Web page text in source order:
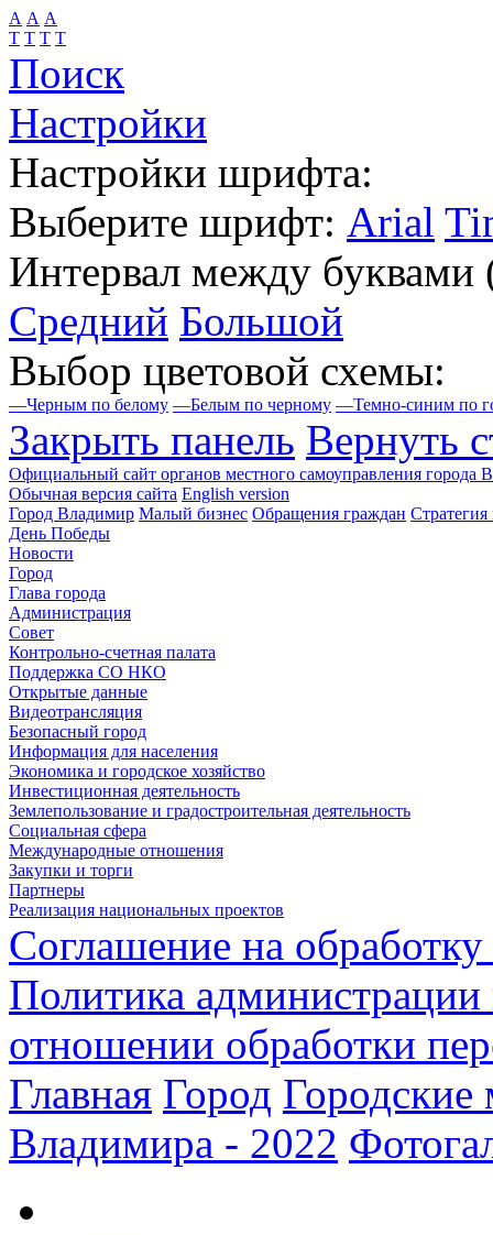
А А А
Т Т Т Т
Поиск
Настройки
Настройки шрифта:
Выберите шрифт: Arial
Интервал между буквами
Средний Большой
Выбор цветовой схемы:
—Черным по белому —Белым по черному —Темно-синим по
Закрыть панель Вернуть
Официальный сайт органов местного самоуправления города
Обычная версия сайта English version
Город Владимир Малый бизнес Обращения граждан Стратегия
День Победы
Новости
Город
Глава города
Администрация
Совет
Контрольно-счетная палата
Поддержка СО НКО
Открытые данные
Видеотрансляция
Безопасный город
Информация для населения
Экономика и городское хозяйство
Инвестиционная деятельность
Землепользование и градостроительная деятельность
Социальная сфера
Международные отношения
Закупки и торги
Партнеры
Реализация национальных проектов
Соглашение на
Политика
отношении обработки
Главная Город Городские
Владимира - 2022